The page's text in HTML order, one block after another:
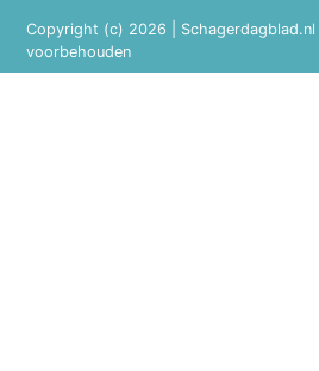
Copyright (c) 2026 |
voorbehouden